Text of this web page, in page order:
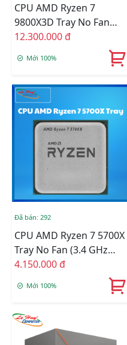
CPU AMD Ryzen 7
9800X3D Tray No Fan
(AMD AM5 - 8 Core - 16
Thread - Base 4.7Ghz -
Turbo 5.2Ghz - Cache
12.300.000 đ
Mới 100%
Đã bán: 292
CPU AMD Ryzen 7 5700X
Tray No Fan (3.4 GHz
Upto 4.6GHz / 36MB / 8
Cores, 16 Threads / 65W
/ Socket AM4)
4.150.000 đ
Mới 100%